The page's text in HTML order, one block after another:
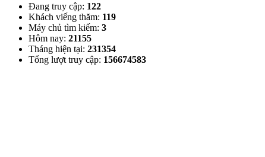
Đang truy cập: 122
Khách viếng thăm: 119
Máy chủ tìm kiếm: 3
Hôm nay: 21155
Tháng hiện tại: 231354
Tổng lượt truy cập: 156674583